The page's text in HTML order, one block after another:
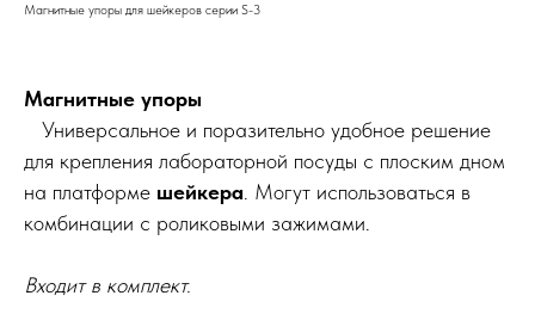
Магнитные упоры для шейкеров серии S-3
Магнитные упоры
Универсальное и поразительно удобное решение
для крепления лабораторной посуды с плоским дном
на платформе шейкера . Могут использоваться в
комбинации с роликовыми зажимами.
Входит в комплект.